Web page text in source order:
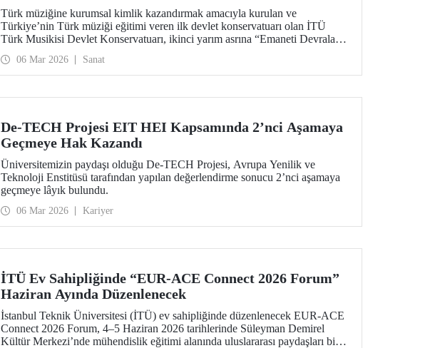
Türk müziğine kurumsal kimlik kazandırmak amacıyla kurulan ve
Türkiye’nin Türk müziği eğitimi veren ilk devlet konservatuarı olan İTÜ
Türk Musikisi Devlet Konservatuarı, ikinci yarım asrına “Emaneti Devralan
06 Mar 2026 Sanat
De-TECH Projesi EIT HEI Kapsamında 2’nci Aşamaya
Geçmeye Hak Kazandı
Üniversitemizin paydaşı olduğu De-TECH Projesi, Avrupa Yenilik ve
Teknoloji Enstitüsü tarafından yapılan değerlendirme sonucu 2’nci aşamaya
geçmeye lâyık bulundu.
06 Mar 2026 Kariyer
İTÜ Ev Sahipliğinde “EUR-ACE Connect 2026 Forum”
Haziran Ayında Düzenlenecek
İstanbul Teknik Üniversitesi (İTÜ) ev sahipliğinde düzenlenecek EUR-ACE
Connect 2026 Forum, 4–5 Haziran 2026 tarihlerinde Süleyman Demirel
Kültür Merkezi’nde mühendislik eğitimi alanında uluslararası paydaşları bir